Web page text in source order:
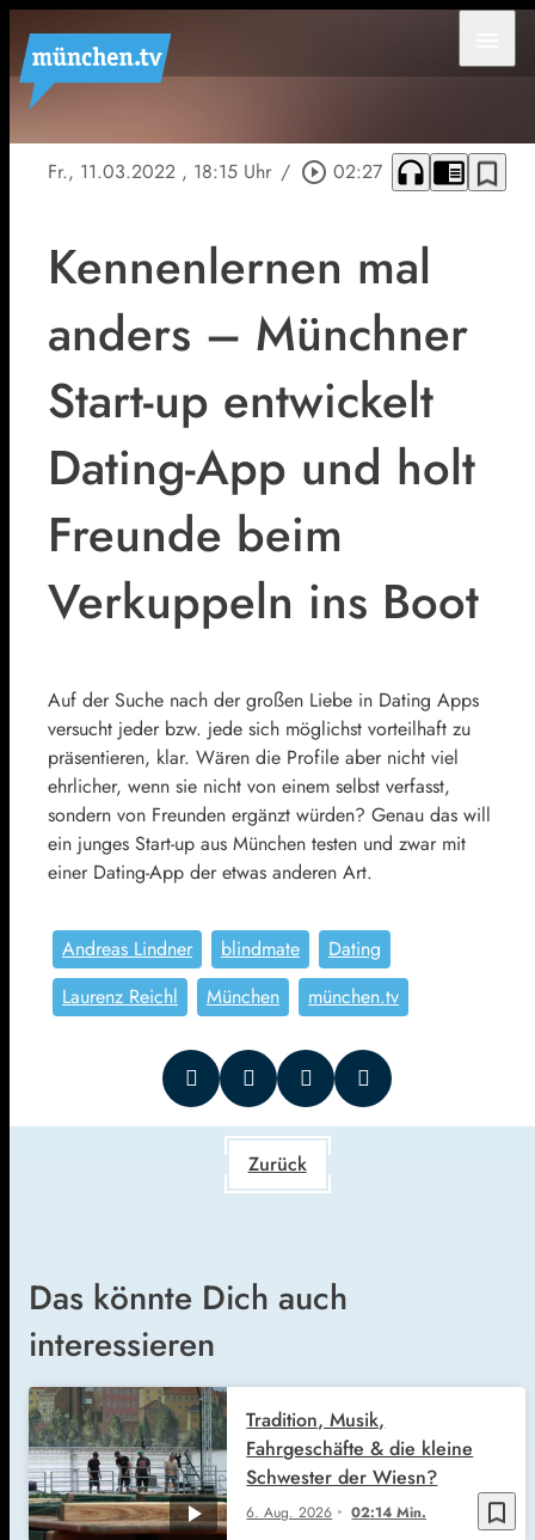
Fr., 11.03.2022 , 18:15 Uhr / play_circle_outline 02:27 headphones chrome_reader_mode bookmark_border
Kennenlernen mal
anders – Münchner
Start-up entwickelt
Dating-App und holt
Freunde beim
Verkuppeln ins Boot
Auf der Suche nach der großen Liebe in Dating Apps
versucht jeder bzw. jede sich möglichst vorteilhaft zu
präsentieren, klar. Wären die Profile aber nicht viel
ehrlicher, wenn sie nicht von einem selbst verfasst,
sondern von Freunden ergänzt würden? Genau das will
ein junges Start-up aus München testen und zwar mit
einer Dating-App der etwas anderen Art.
Andreas Lindner blindmate
Dating
Laurenz Reichl
München münchen.tv
Zurück
Das könnte Dich auch
interessieren
bookmark_border
6. Aug. 2026 02:14 Min.
Tradition, Musik,
Fahrgeschäfte & die kleine
Schwester der Wiesn?